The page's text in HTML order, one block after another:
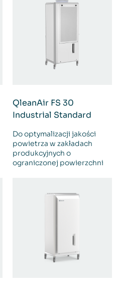
QleanAir FS 30
Industrial Standard
Do optymalizacji jakości
powietrza w zakładach
produkcyjnych o
ograniczonej powierzchni